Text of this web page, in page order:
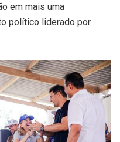
em mais uma
político liderado por